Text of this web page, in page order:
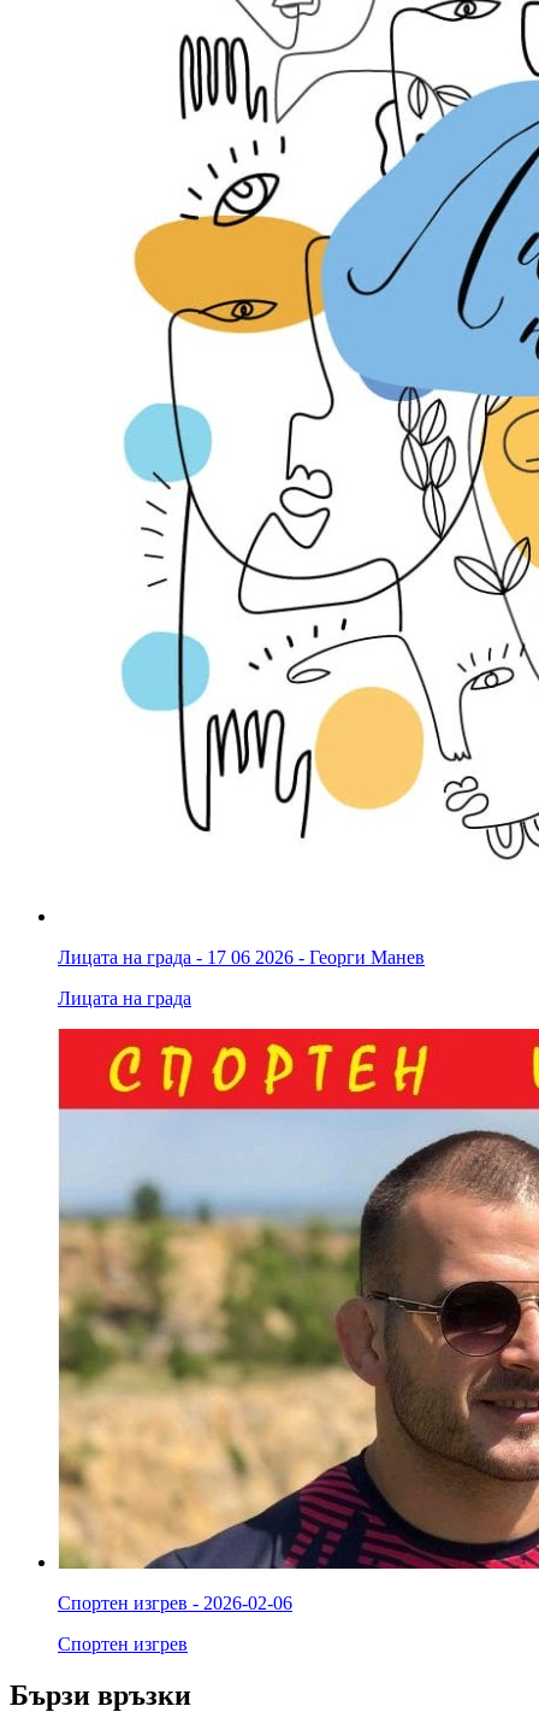
Лицата на града - 17 06 2026 - Георги Манев
Лицата на града
Спортен изгрев - 2026-02-06
Спортен изгрев
Бързи връзки